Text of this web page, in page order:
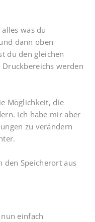
was du
dann oben
du den gleichen
werden
Möglichkeit, die
Ich habe mir aber
zu verändern
den Speicherort aus
einfach